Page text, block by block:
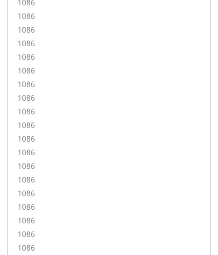
1086
1086
1086
1086
1086
1086
1086
1086
1086
1086
1086
1086
1086
1086
1086
1086
1086
1086
1086